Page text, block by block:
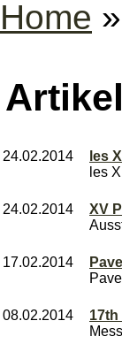
Home »
24.02.2014
les
les
24.02.2014
XV
17.02.2014
08.02.2014